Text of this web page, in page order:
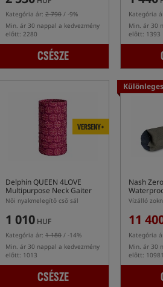
Kategória ár: 2 790 / -9%
Min. ár 30 nappal a kedvezmény
előtt: 2280
CSÉSZE
Kategória
Min. ár 30
előtt: 1393
VERSENY+
Delphin QUEEN 4LOVE
Multipurpose Neck Gaiter
Női nyakmelegítő cső sál
1 010 HUF
Kategória ár: 1 180 / -14%
Min. ár 30 nappal a kedvezmény
előtt: 1013
CSÉSZE
Nash
Vízálló
11
Kategória
Min. ár 30
előtt: 10981